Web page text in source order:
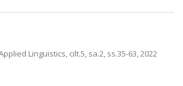
Linguistics, cilt.5, sa.2, ss.35-63, 2022